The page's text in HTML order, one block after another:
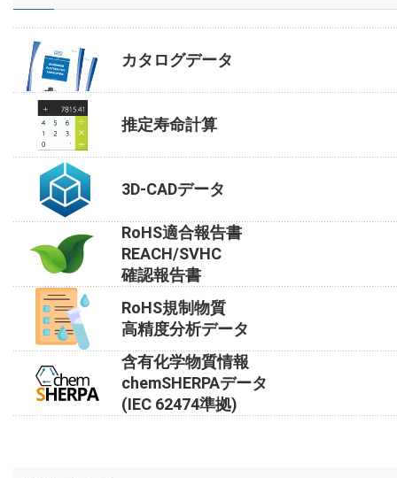
カタログデータ
推定寿命計算
3D-CADデータ
RoHS適合報告書
REACH/SVHC
確認報告書
RoHS規制物質
高精度分析データ
含有化学物質情報
chemSHERPAデータ
(IEC 62474準拠)